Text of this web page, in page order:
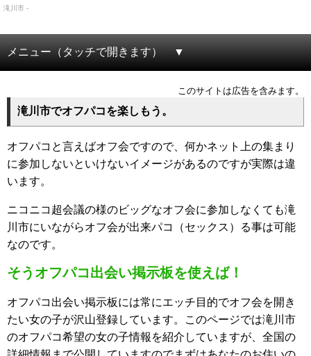
滝川市 -
メニュー（タッチで開きます）
このサイトは広告を含みます。
滝川市でオフパコを楽しもう。
オフパコと言えばオフ会ですので、何かネット上の集まり
に参加しないといけないイメージがあるのですが実際は違
います。
ニコニコ超会議の様のビッグなオフ会に参加しなくても滝
川市にいながらオフ会が出来パコ（セックス）る事は可能
なのです。
そうオフパコ出会い掲示板を使えば！
オフパコ出会い掲示板には常にエッチ目的でオフ会を開き
たい女の子が沢山登録しています。このページでは滝川市
のオフパコ希望の女の子情報を紹介していますが、全国の